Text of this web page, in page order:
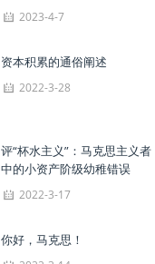
2023-4-7
资本积累的通俗阐述
2022-3-28
评“杯水主义”：马克思主义者
中的小资产阶级幼稚错误
2022-3-17
你好，马克思！